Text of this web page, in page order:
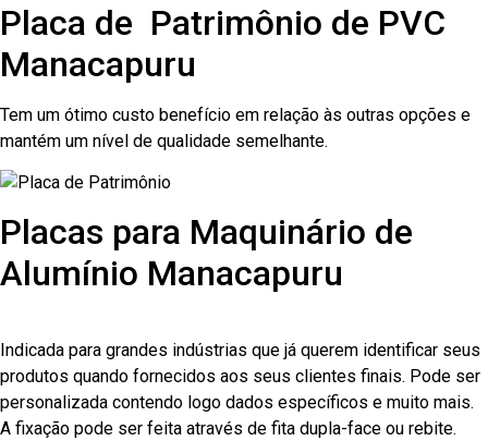
Placa de Patrimônio de PVC
Manacapuru
Tem um ótimo custo benefício em relação às outras opções e
mantém um nível de qualidade semelhante.
Placas para Maquinário de
Alumínio Manacapuru
Indicada para grandes indústrias que já querem identificar seus
produtos quando fornecidos aos seus clientes finais. Pode ser
personalizada contendo logo dados específicos e muito mais.
A fixação pode ser feita através de fita dupla-face ou rebite.